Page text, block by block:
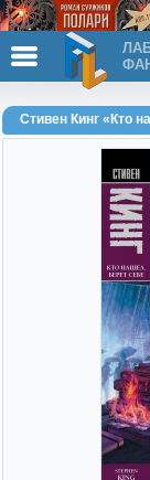
Стивен Кинг «Кто